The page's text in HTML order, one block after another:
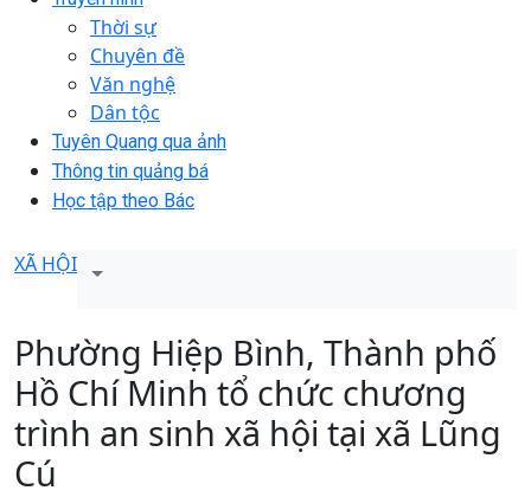
Thời sự
Chuyên đề
Văn nghệ
Dân tộc
Tuyên Quang qua ảnh
Thông tin quảng bá
Học tập theo Bác
XÃ HỘI
Phường Hiệp Bình, Thành phố
Hồ Chí Minh tổ chức chương
trình an sinh xã hội tại xã Lũng
Cú